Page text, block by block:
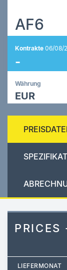
AF6
Kontrakte 06/08/
-
Währung
EUR
LIEFERMONAT